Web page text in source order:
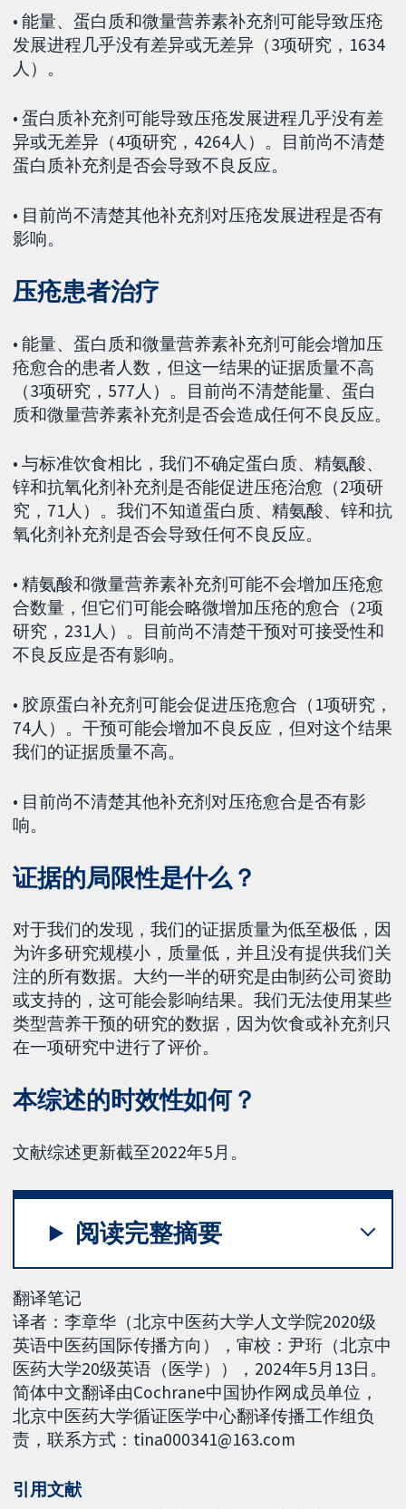
• 能量、蛋白质和微量营养素补充剂可能导致压疮
发展进程几乎没有差异或无差异（3项研究，1634
人）。
• 蛋白质补充剂可能导致压疮发展进程几乎没有差
异或无差异（4项研究，4264人）。目前尚不清楚
蛋白质补充剂是否会导致不良反应。
• 目前尚不清楚其他补充剂对压疮发展进程是否有
影响。
压疮患者治疗
• 能量、蛋白质和微量营养素补充剂可能会增加压
疮愈合的患者人数，但这一结果的证据质量不高
（3项研究，577人）。目前尚不清楚能量、蛋白
质和微量营养素补充剂是否会造成任何不良反应。
• 与标准饮食相比，我们不确定蛋白质、精氨酸、
锌和抗氧化剂补充剂是否能促进压疮治愈（2项研
究，71人）。我们不知道蛋白质、精氨酸、锌和抗
氧化剂补充剂是否会导致任何不良反应。
• 精氨酸和微量营养素补充剂可能不会增加压疮愈
合数量，但它们可能会略微增加压疮的愈合（2项
研究，231人）。目前尚不清楚干预对可接受性和
不良反应是否有影响。
• 胶原蛋白补充剂可能会促进压疮愈合（1项研究，
74人）。干预可能会增加不良反应，但对这个结果
我们的证据质量不高。
• 目前尚不清楚其他补充剂对压疮愈合是否有影
响。
证据的局限性是什么？
对于我们的发现，我们的证据质量为低至极低，因
为许多研究规模小，质量低，并且没有提供我们关
注的所有数据。大约一半的研究是由制药公司资助
或支持的，这可能会影响结果。我们无法使用某些
类型营养干预的研究的数据，因为饮食或补充剂只
在一项研究中进行了评价。
本综述的时效性如何？
文献综述更新截至2022年5月。
阅读完整摘要
翻译笔记
译者：李章华（北京中医药大学人文学院2020级
英语中医药国际传播方向），审校：尹珩（北京中
医药大学20级英语（医学）），2024年5月13日。
简体中文翻译由Cochrane中国协作网成员单位，
北京中医药大学循证医学中心翻译传播工作组负
责，联系方式：tina000341@163.com
引用文献